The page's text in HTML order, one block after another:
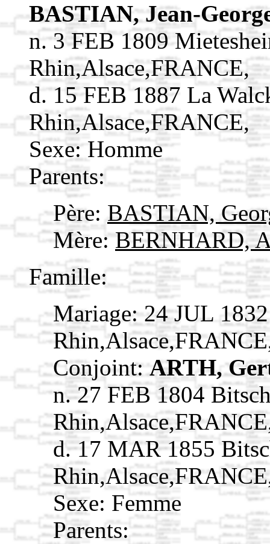
BASTIAN, Jean-
n. 3 FEB 1809
Rhin,Alsace,FRANCE,
d. 15 FEB 1887 La
Rhin,Alsace,FRANCE,
Sexe: Homme
Parents:
Père: BASTIAN,
Mère:BERNHARD,
Famille:
Mariage: 24 JUL
Conjoint: ARTH,
n. 27 FEB 1804
d. 17 MAR 1855
Sexe: Femme
Parents: